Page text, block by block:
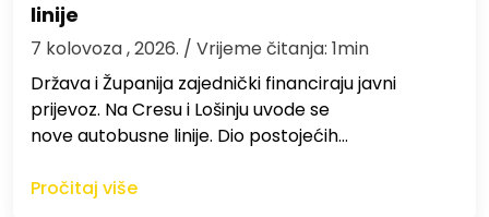
linije
7 kolovoza , 2026. / Vrijeme čitanja: 1min
Država i Županija zajednički financiraju javni
prijevoz. Na Cresu i Lošinju uvode se
nove autobusne linije. Dio postojećih…
Pročitaj više